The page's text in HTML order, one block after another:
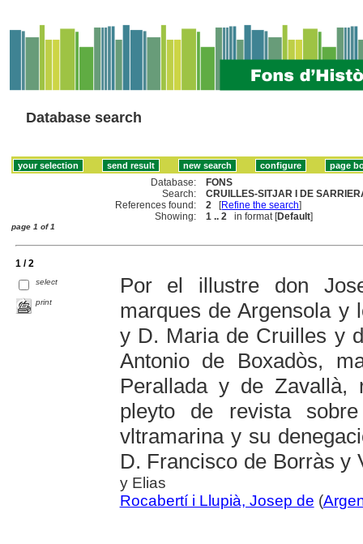
Database search
Database:
FONS
Search:
CRUILLES-SITJAR I DE
References found:
2 [Refine the search]
Showing:
1 .. 2 in format [Default]
page 1 of 1
1 / 2
select
print
Por el illustre don
marques de Argensola y
y D. Maria de Cruilles y
Antonio de Boxadòs,
Perallada y de Zavallà,
pleyto de revista
vltramarina y su
D. Francisco de Borràs y
y Elias
Rocabertí i Llupià, Josep de (